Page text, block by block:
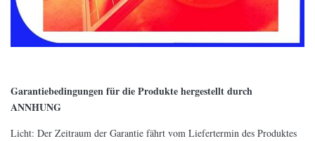
Garantiebedingungen für die Produkte hergestellt durch
ANNHUNG
Licht: Der Zeitraum der Garantie fährt vom Liefertermin des Produktes